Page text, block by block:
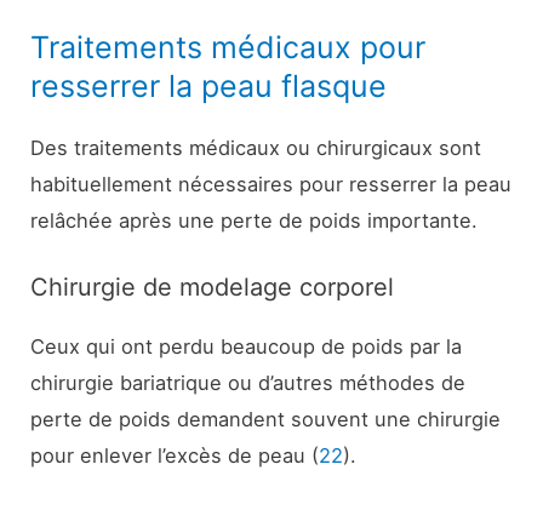
Traitements médicaux pour
resserrer la peau flasque
Des traitements médicaux ou chirurgicaux sont
habituellement nécessaires pour resserrer la peau
relâchée après une perte de poids importante.
Chirurgie de modelage corporel
Ceux qui ont perdu beaucoup de poids par la
chirurgie bariatrique ou d’autres méthodes de
perte de poids demandent souvent une chirurgie
pour enlever l’excès de peau (22).